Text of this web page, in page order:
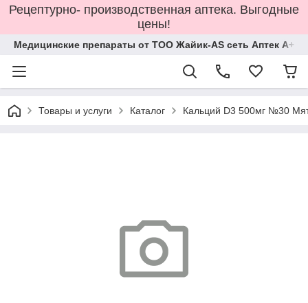
Рецептурно- производственная аптека. Выгодные
цены!
Медицинские препараты от ТОО Жайик-AS сеть Аптек А+
Товары и услуги Каталог Кальций D3 500мг №30